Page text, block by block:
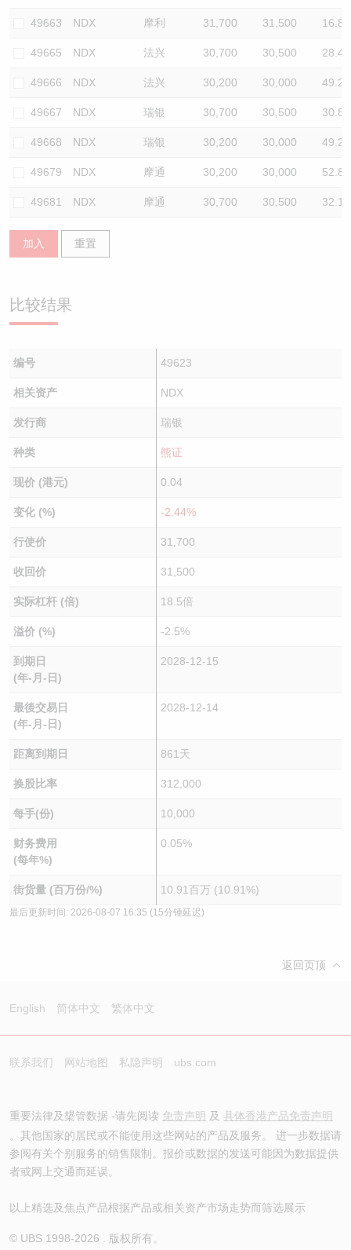
49663 NDX 摩利 31,700 31,500 16.8
49665 NDX 法兴 30,700 30,500 28.4
49666 NDX 法兴 30,200 30,000 49.2
49667 NDX 瑞银 30,700 30,500 30.8
49668 NDX 瑞银 30,200 30,000 49.2
49679 NDX 摩通 30,200 30,000 52.8
49681 NDX 摩通 30,700 30,500 32.1
加入 重置
比较结果
编号 49623
相关资产 NDX
发行商 瑞银
种类 熊证
现价 (港元) 0.04
变化 (%) -2.44%
行使价 31,700
收回价 31,500
实际杠杆 (倍) 18.5倍
溢价 (%) -2.5%
到期日
(年-月-日)
2028-12-15
最後交易日
(年-月-日)
2028-12-14
距离到期日 861天
换股比率 312,000
每手(份) 10,000
财务费用
(每年%)
0.05%
街货量 (百万份/%) 10.91百万 (10.91%)
最后更新时间: 2026-08-07 16:35 (15分锺延迟)
返回页顶
English 简体中文 繁体中文
联系我们 网站地图 私隐声明 ubs.com
重要法律及槼管数据 -请先阅读 免责声明 及 具体香港产品免责声明
。其他国家的居民或不能使用这些网站的产品及服务。 进一步数据请
参阅有关个别服务的销售限制。报价或数据的发送可能因为数据提供
者或网上交通而延误。
以上精选及焦点产品根据产品或相关资产市场走势而筛选展示
© UBS 1998-2026 . 版权所有。